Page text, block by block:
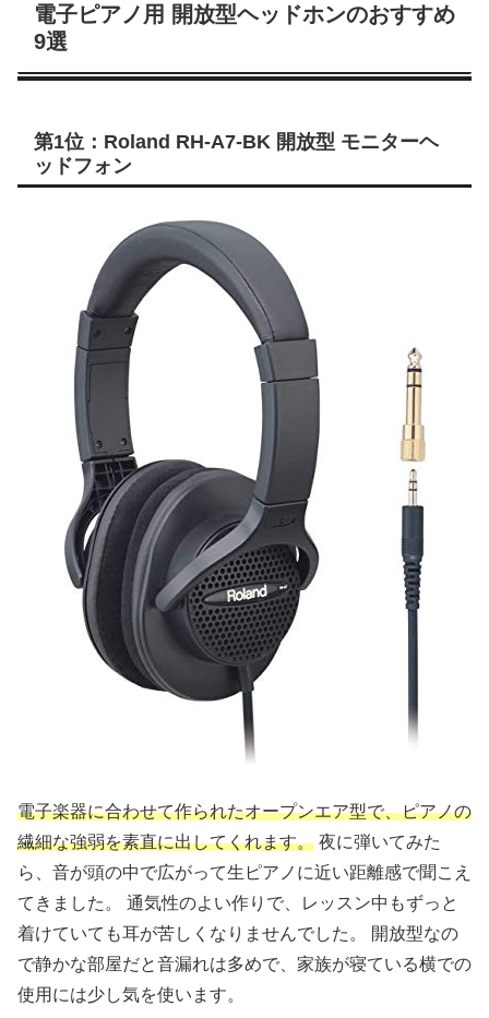
電子ピアノ用 開放型ヘッドホンのおすすめ
9選
第1位：Roland RH-A7-BK 開放型 モニターヘ
ッドフォン
電子楽器に合わせて作られたオープンエア型で、ピアノの
繊細な強弱を素直に出してくれます。 夜に弾いてみた
ら、音が頭の中で広がって生ピアノに近い距離感で聞こえ
てきました。 通気性のよい作りで、レッスン中もずっと
着けていても耳が苦しくなりませんでした。 開放型なの
で静かな部屋だと音漏れは多めで、家族が寝ている横での
使用には少し気を使います。